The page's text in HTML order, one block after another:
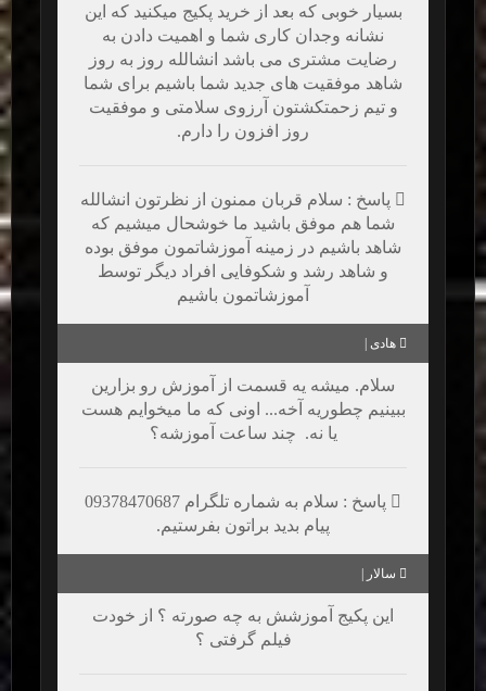
بسیار خوبی که بعد از خرید پکیج میکنید که این
نشانه وجدان کاری شما و اهمیت دادن به
رضایت مشتری می باشد انشالله روز به روز
شاهد موفقیت های جدید شما باشیم برای شما
و تیم زحمتکشتون آرزوی سلامتی و موفقیت
روز افزون را دارم.
پاسخ : سلام قربان ممنون از نظرتون انشالله
شما هم موفق باشید ما خوشحال میشیم که
شاهد باشیم در زمینه آموزشاتمون موفق بوده
و شاهد رشد و شکوفایی افراد دیگر توسط
آموزشاتمون باشیم
هادی |
سلام. میشه یه قسمت از آموزش رو بزارین
ببینیم چطوریه آخه... اونی که ما میخوایم هست
یا نه. چند ساعت آموزشه؟
پاسخ : سلام به شماره تلگرام 09378470687
پیام بدید براتون بفرستیم.
سالار |
این پکیج آموزشش به چه صورته ؟ از خودت
فیلم گرفتی ؟